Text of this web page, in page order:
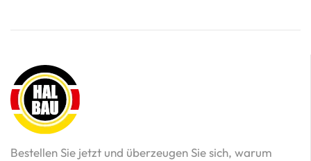
Bestellen Sie jetzt und überzeugen Sie sich, warum